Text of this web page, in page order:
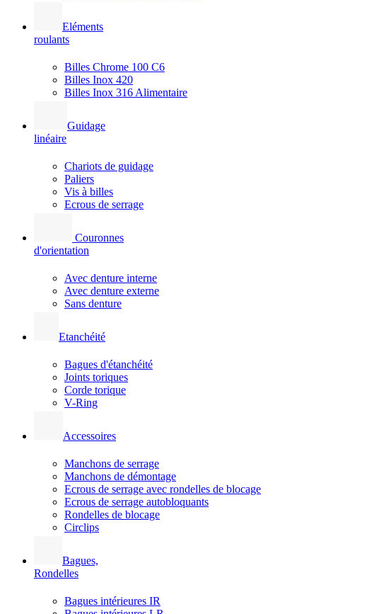
Eléments
roulants
Billes Chrome 100 C6
Billes Inox 420
Billes Inox 316 Alimentaire
Guidage
linéaire
Chariots de guidage
Paliers
Vis à billes
Ecrous de serrage
Couronnes
d'orientation
Avec denture interne
Avec denture externe
Sans denture
Etanchéité
Bagues d'étanchéité
Joints toriques
Corde torique
V-Ring
Accessoires
Manchons de serrage
Manchons de démontage
Ecrous de serrage avec rondelles de blocage
Ecrous de serrage autobloquants
Rondelles de blocage
Circlips
Bagues,
Rondelles
Bagues intérieures IR